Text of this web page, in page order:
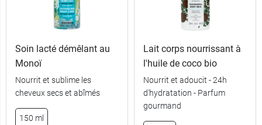
Soin lacté démêlant au
Monoï
Nourrit et sublime les
cheveux secs et abîmés
150 ml
Lait corps nourrissant à
l'huile de coco bio
Nourrit et adoucit - 24h
d'hydratation - Parfum
gourmand